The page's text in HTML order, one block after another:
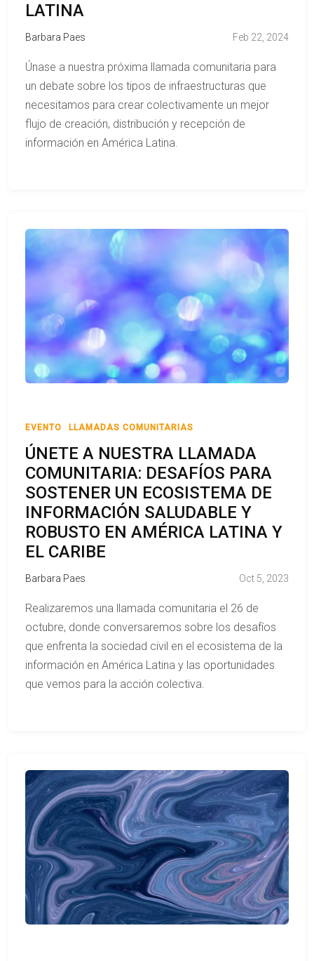
LATINA
Barbara Paes Feb 22, 2024
Únase a nuestra próxima llamada comunitaria para
un debate sobre los tipos de infraestructuras que
necesitamos para crear colectivamente un mejor
flujo de creación, distribución y recepción de
información en América Latina.
EVENTO LLAMADAS COMUNITARIAS
ÚNETE A NUESTRA LLAMADA
COMUNITARIA: DESAFÍOS PARA
SOSTENER UN ECOSISTEMA DE
INFORMACIÓN SALUDABLE Y
ROBUSTO EN AMÉRICA LATINA Y
EL CARIBE
Barbara Paes Oct 5, 2023
Realizaremos una llamada comunitaria el 26 de
octubre, donde conversaremos sobre los desafíos
que enfrenta la sociedad civil en el ecosistema de la
información en América Latina y las oportunidades
que vemos para la acción colectiva.